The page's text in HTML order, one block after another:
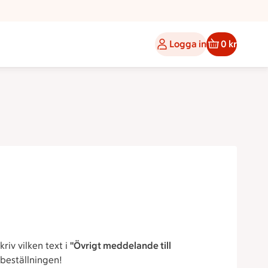
Logga in 0 kr
vilken text i "Övrigt meddelande till